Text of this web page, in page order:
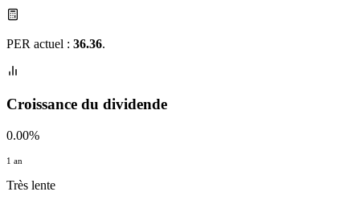
PER actuel : 36.36.
Croissance du dividende
0.00%
1 an
Très lente